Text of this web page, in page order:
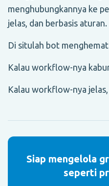
menghubungkannya ke
jelas, dan berbasis aturan.
Di situlah bot
Kalau workflow-nya
Kalau workflow-nya
Siap mengelola
seperti